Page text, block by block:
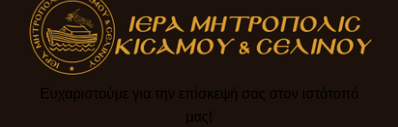
Ευχαριστούμε για την επίσκεψή σας στον ιστότοπό
μας!​